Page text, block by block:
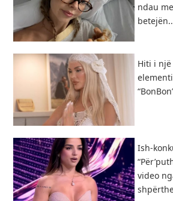
ndau
Hiti i një
Ish-
video